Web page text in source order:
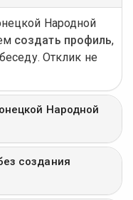
Народной
создать профиль,
Отклик не
Народной
создания